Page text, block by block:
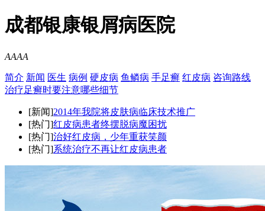
成都银康银屑病医院
AAAA
简介 新闻 医生 病例 硬皮病 鱼鳞病 手足癣 红皮病 咨询路线
治疗足癣时要注意哪些细节
[新闻]2014年我院将皮肤病临床技术推广
[热门]红皮病患者终摆脱病魔困扰
[热门]治好红皮病，少年重获笑颜
[热门]系统治疗不再让红皮病患者